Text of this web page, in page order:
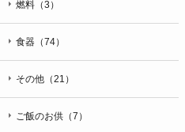
燃料（3）
食器（74）
その他（21）
ご飯のお供（7）